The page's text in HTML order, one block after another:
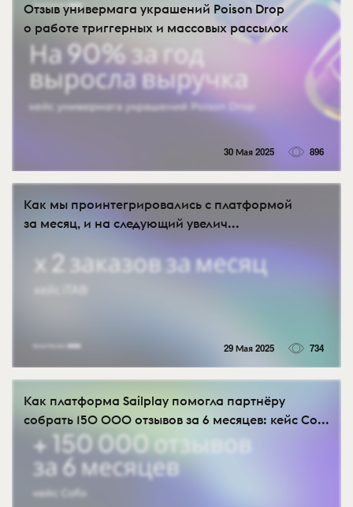
Отзыв универмага украшений Poison Drop
о работе триггерных и массовых рассылок
30 Мая 2025 896
Как мы проинтегрировались с платформой
за месяц, и на следующий увелич...
29 Мая 2025 734
Как платформа Sailplay помогла партнёру
собрать 150 000 отзывов за 6 месяцев: кейс Co...